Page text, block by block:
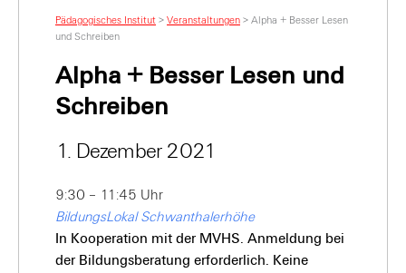
Pädagogisches Institut > Veranstaltungen > Alpha + Besser Lesen
und Schreiben
Alpha + Besser Lesen und
Schreiben
1. Dezember 2021
9:30 – 11:45 Uhr
BildungsLokal Schwanthalerhöhe
In Kooperation mit der MVHS. Anmeldung bei
der Bildungsberatung erforderlich. Keine